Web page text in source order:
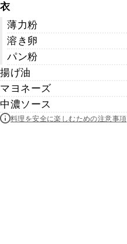
衣
薄力粉
溶き卵
パン粉
揚げ油
マヨネーズ
中濃ソース
料理を安全に楽しむための注意事項